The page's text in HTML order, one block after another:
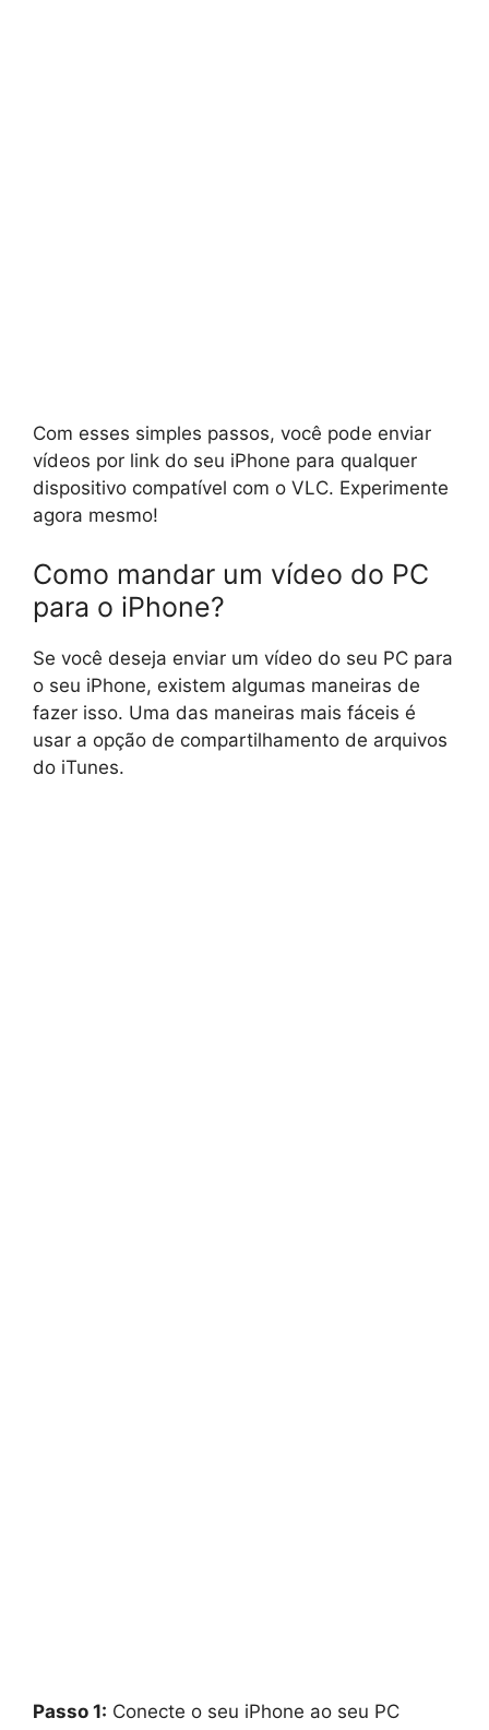
Com esses simples passos, você pode enviar
vídeos por link do seu iPhone para qualquer
dispositivo compatível com o VLC. Experimente
agora mesmo!
Como mandar um vídeo do PC
para o iPhone?
Se você deseja enviar um vídeo do seu PC para
o seu iPhone, existem algumas maneiras de
fazer isso. Uma das maneiras mais fáceis é
usar a opção de compartilhamento de arquivos
do iTunes.
Passo 1: Conecte o seu iPhone ao seu PC